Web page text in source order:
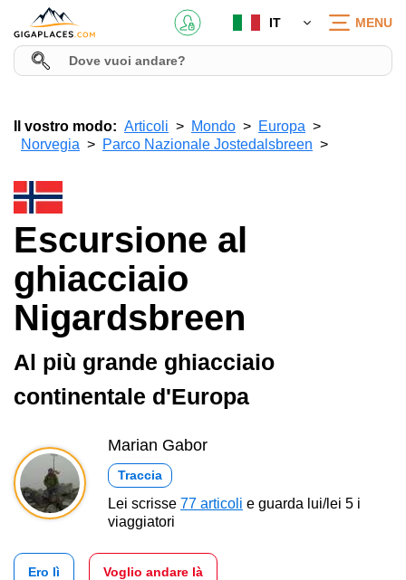
IT MENU
Il vostro modo: Articoli Mondo
Europa
Norvegia
Parco Nazionale Jostedalsbreen
Escursione al
ghiacciaio
Nigardsbreen
Al più grande ghiacciaio
continentale d'Europa
Marian Gabor
Traccia
Lei scrisse 77 articoli e guarda lui/lei 5 i
viaggiatori
Ero lì Voglio andare là